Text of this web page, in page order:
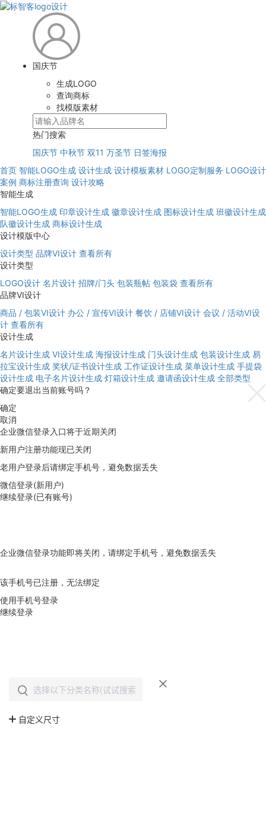
国庆节
生成LOGO
查询商标
找模版素材
热门搜索
国庆节 中秋节 双11 万圣节 日签海报
首页 智能LOGO生成 设计生成 设计模板素材 LOGO定制服务 LOGO设计
案例 商标注册查询 设计攻略
智能生成
智能LOGO生成 印章设计生成 徽章设计生成 图标设计生成 班徽设计生成
队徽设计生成 商标设计生成
设计模版中心
设计类型 品牌VI设计 查看所有
设计类型
LOGO设计 名片设计 招牌/门头 包装瓶帖 包装袋 查看所有
品牌VI设计
商品 / 包装VI设计 办公 / 宣传VI设计 餐饮 / 店铺VI设计 会议 / 活动VI设
计 查看所有
设计生成
名片设计生成 VI设计生成 海报设计生成 门头设计生成 包装设计生成 易
拉宝设计生成 奖状/证书设计生成 工作证设计生成 菜单设计生成 手提袋
设计生成 电子名片设计生成 灯箱设计生成 邀请函设计生成 全部类型
确定要退出当前账号吗？
确定
取消
企业微信登录入口将于近期关闭
新用户注册功能现已关闭
老用户登录后请绑定手机号，避免数据丢失
微信登录(新用户)
继续登录(已有账号)
企业微信登录功能即将关闭，请绑定手机号，避免数据丢失
该手机号已注册，无法绑定
使用手机号登录
继续登录